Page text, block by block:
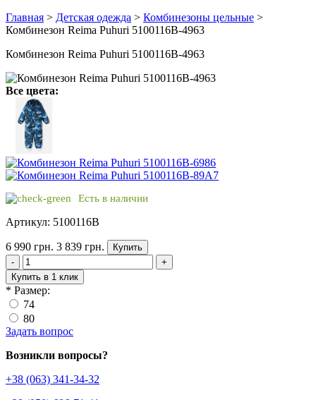
Главная > Детская одежда > Комбинезоны цельные >
Комбинезон Reima Puhuri 5100116B-4963
Комбинезон Reima Puhuri 5100116B-4963
Все цвета:
Есть в наличии
Артикул: 5100116B
6 990 грн. 3 839 грн.
Купить
-
+
Купить в 1 клик
* Размер:
74
80
Задать вопрос
Возникли вопросы?
+38 (063) 341-34-32